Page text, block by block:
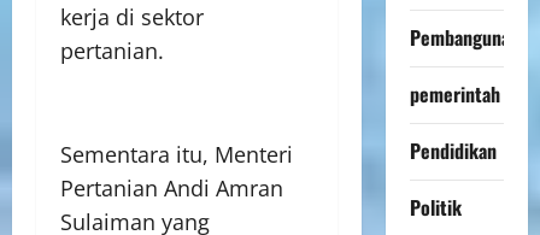
kerja di sektor
pertanian.
Sementara itu, Menteri
Pertanian Andi Amran
Sulaiman yang
Pembangunan
pemerintah
Pendidikan
Politik